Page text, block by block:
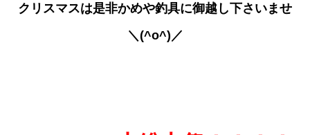
クリスマスは是非かめや釣具に御越し下さいませ
＼(^o^)／